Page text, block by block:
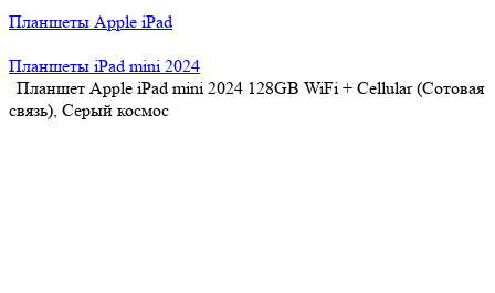
Планшеты Apple iPad
Планшеты iPad mini 2024
Планшет Apple iPad mini 2024 128GB WiFi + Cellular (Сотовая
связь), Серый космос